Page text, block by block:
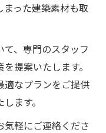
まった建築素材も取
、専門のスタッフ
提案いたします。
適なプランをご提供
ます。
軽にご連絡くださ